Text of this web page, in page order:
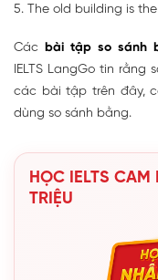
5. The old building is
Các bài tập so sánh
IELTS LangGo tin
các bài tập trên đây,
dùng so sánh bằng.
HỌC IELTS
TRIỆU